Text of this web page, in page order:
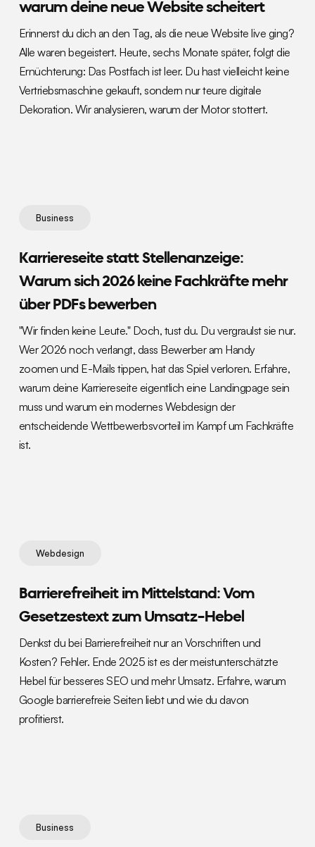
warum deine neue Website scheitert
Erinnerst du dich an den Tag, als die neue Website live ging?
Alle waren begeistert. Heute, sechs Monate später, folgt die
Ernüchterung: Das Postfach ist leer. Du hast vielleicht keine
Vertriebsmaschine gekauft, sondern nur teure digitale
Dekoration. Wir analysieren, warum der Motor stottert.
Business
Karriereseite statt Stellenanzeige:
Warum sich 2026 keine Fachkräfte mehr
über PDFs bewerben
"Wir finden keine Leute." Doch, tust du. Du vergraulst sie nur.
Wer 2026 noch verlangt, dass Bewerber am Handy
zoomen und E-Mails tippen, hat das Spiel verloren. Erfahre,
warum deine Karriereseite eigentlich eine Landingpage sein
muss und warum ein modernes Webdesign der
entscheidende Wettbewerbsvorteil im Kampf um Fachkräfte
ist.
Webdesign
Barrierefreiheit im Mittelstand: Vom
Gesetzestext zum Umsatz-Hebel
Denkst du bei Barrierefreiheit nur an Vorschriften und
Kosten? Fehler. Ende 2025 ist es der meistunterschätzte
Hebel für besseres SEO und mehr Umsatz. Erfahre, warum
Google barrierefreie Seiten liebt und wie du davon
profitierst.
Business